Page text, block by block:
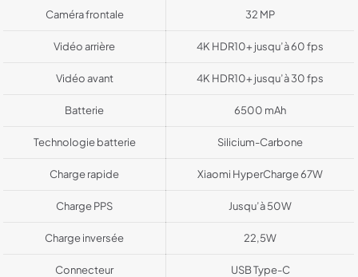
Caméra frontale 32 MP
Vidéo arrière 4K HDR10+ jusqu’à 60 fps
Vidéo avant 4K HDR10+ jusqu’à 30 fps
Batterie 6500 mAh
Technologie batterie Silicium-Carbone
Charge rapide Xiaomi HyperCharge 67W
Charge PPS Jusqu’à 50W
Charge inversée 22,5W
Connecteur USB Type-C